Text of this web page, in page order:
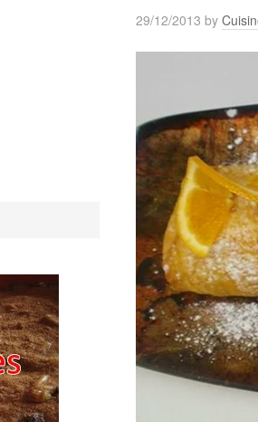
29/12/2013 by